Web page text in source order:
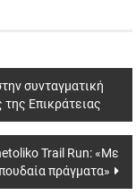
συνταγματική
Επικράτειας
Trail Run: «Με
πράγματα»